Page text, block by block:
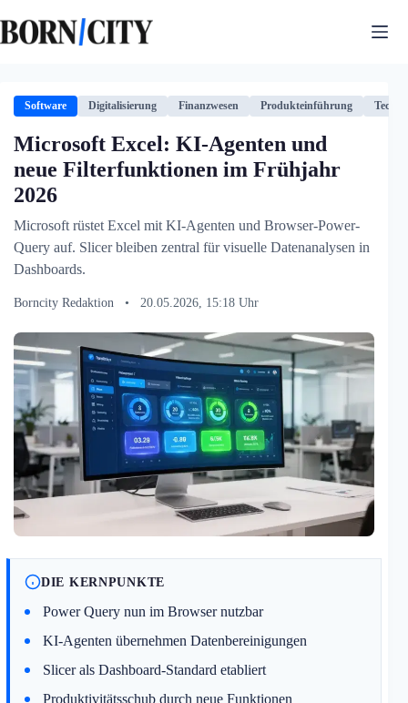
Inhalt
springen
Software Digitalisierung Finanzwesen Produkteinführung
Microsoft Excel: KI-Agenten und
neue Filterfunktionen im Frühjahr
2026
Microsoft rüstet Excel mit KI-Agenten und Browser-Power-
Query auf. Slicer bleiben zentral für visuelle Datenanalysen in
Dashboards.
Borncity Redaktion • 20.05.2026, 15:18 Uhr
DIE KERNPUNKTE
Power Query nun im Browser nutzbar
KI-Agenten übernehmen Datenbereinigungen
Slicer als Dashboard-Standard etabliert
Produktivitätsschub durch neue Funktionen